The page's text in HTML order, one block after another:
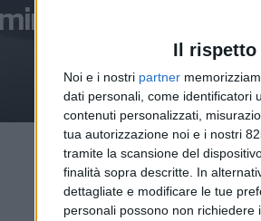
Il rispetto
Noi e i nostri partner
dati personali, come identificatori
contenuti personalizzati,
tua autorizzazione noi e i nostri
tramite la scansione del
finalità sopra descritte. In
dettagliate e modificare le tue
personali possono non
in sciopero